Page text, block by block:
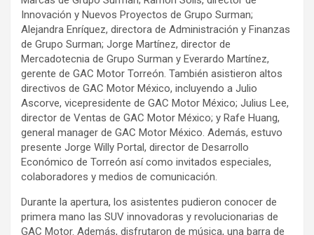
Innovación y Nuevos Proyectos de Grupo Surman;
Alejandra Enríquez, directora de Administración y Finanzas
de Grupo Surman; Jorge Martínez, director de
Mercadotecnia de Grupo Surman y Everardo Martínez,
gerente de GAC Motor Torreón. También asistieron altos
directivos de GAC Motor México, incluyendo a Julio
Ascorve, vicepresidente de GAC Motor México; Julius Lee,
director de Ventas de GAC Motor México; y Rafe Huang,
general manager de GAC Motor México. Además, estuvo
presente Jorge Willy Portal, director de Desarrollo
Económico de Torreón así como invitados especiales,
colaboradores y medios de comunicación.
Durante la apertura, los asistentes pudieron conocer de
primera mano las SUV innovadoras y revolucionarias de
GAC Motor. Además, disfrutaron de música, una barra de